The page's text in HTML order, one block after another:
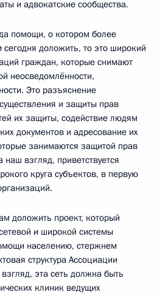
и адвокатские сообщества.
помощи, о котором более
доложить, то это широкий
граждан, которые снимают
неосведомлённости,
Это разъяснение
и защиты прав
их защиты, содействие людям
документов и адресование их
занимаются защитой прав
взгляд, приветствуется
круга субъектов, в первую
доложить проект, который
и широкой системы
населению, стержнем
структура Ассоциации
эта сеть должна быть
клиник ведущих